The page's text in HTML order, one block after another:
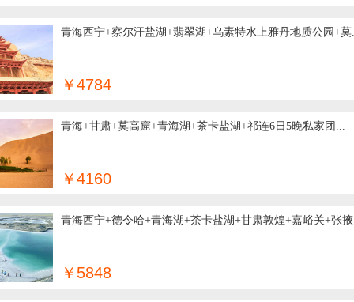
青海西宁+察尔汗盐湖+翡翠湖+乌素特水上雅丹地质公园+莫
￥4784
青海+甘肃+莫高窟+青海湖+茶卡盐湖+祁连6日5晚私家团...
￥4160
青海西宁+德令哈+青海湖+茶卡盐湖+甘肃敦煌+嘉峪关+张
￥5848